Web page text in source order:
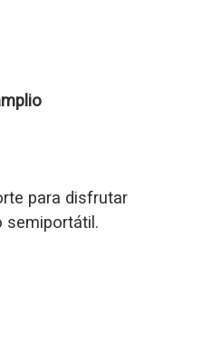
para disfrutar
semiportátil.